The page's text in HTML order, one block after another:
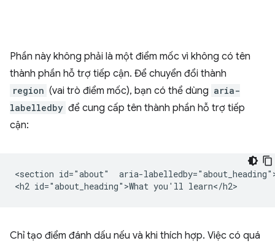
Phần này không phải là một điểm mốc vì không có tên
thành phần hỗ trợ tiếp cận. Để chuyển đổi thành
region (vai trò điểm mốc), bạn có thể dùng aria-
labelledby để cung cấp tên thành phần hỗ trợ tiếp
cận:
<section id="about"  aria-
Chỉ tạo điểm đánh dấu nếu và khi thích hợp. Việc có quá